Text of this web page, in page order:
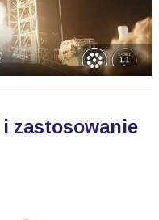
zastosowanie